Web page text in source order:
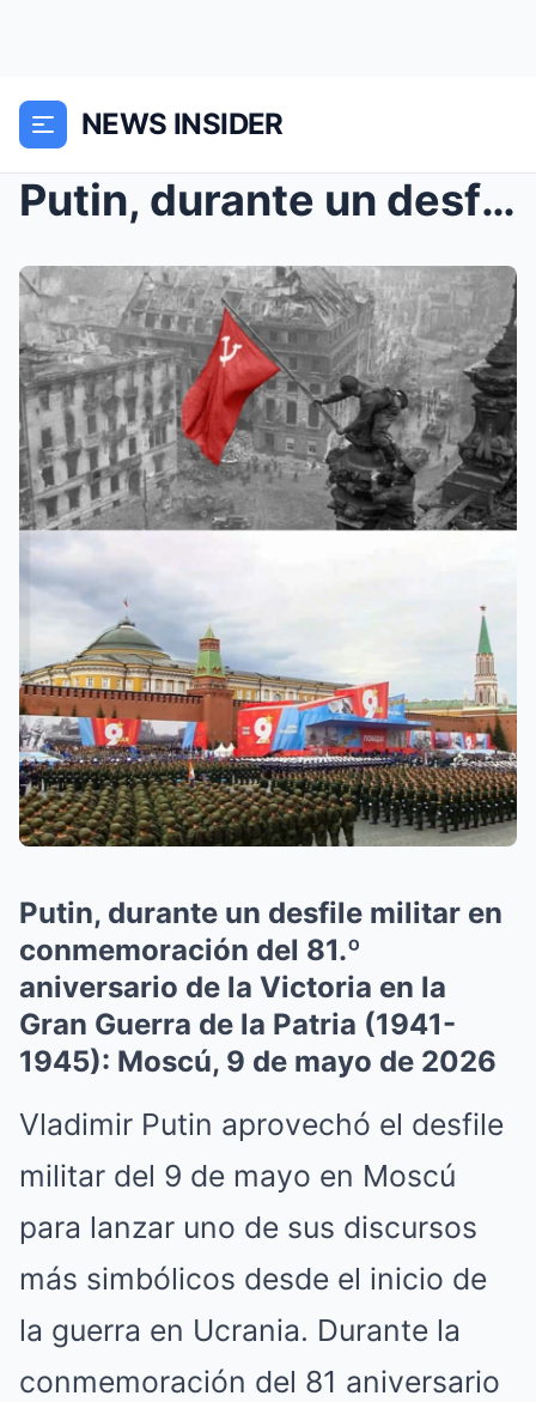
NEWS INSIDER
Putin, durante un desfile militar en conmemoración...
Putin, durante un desfile militar en
conmemoración del 81.º
aniversario de la Victoria en la
Gran Guerra de la Patria (1941-
1945): Moscú, 9 de mayo de 2026
Vladimir Putin aprovechó el desfile
militar del 9 de mayo en Moscú
para lanzar uno de sus discursos
más simbólicos desde el inicio de
la guerra en Ucrania. Durante la
conmemoración del 81 aniversario